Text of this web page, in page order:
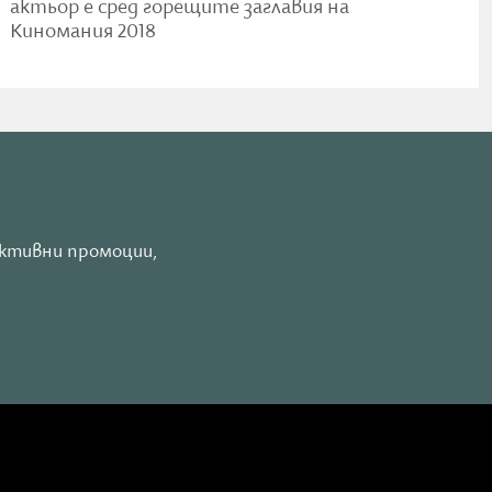
актьор е сред горещите заглавия на
Киномания 2018
промоции,